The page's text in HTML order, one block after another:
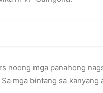
noong mga panahong
mga bintang sa kanyang